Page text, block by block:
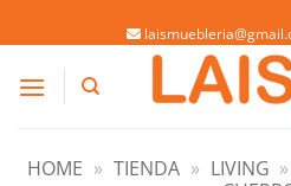
al
contenido
HOME » TIENDA » LIVING »